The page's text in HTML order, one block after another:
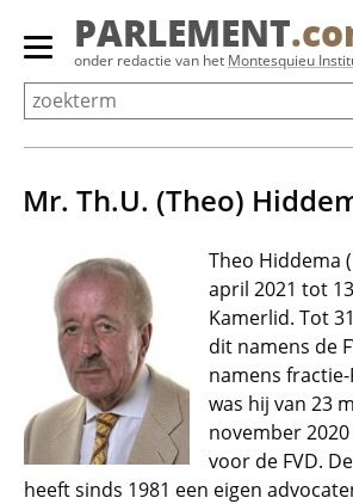
Overslaan
Primair
menu
tonen/verbergen
PARLEMENT
onder redactie van het Montesquieu
Mr. Th.U. (Theo)
Theo Hiddema
april 2021 tot
Kamerlid. Tot
dit namens de
namens
was hij van 23
november
voor de FVD.
heeft sinds 1981 een eigen